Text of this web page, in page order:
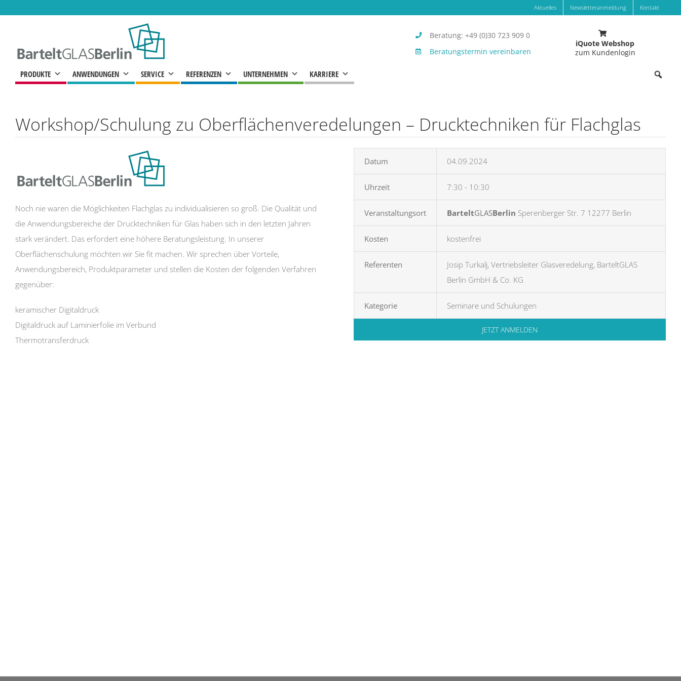
Aktuelles Newsletteranmeldung Kontakt
Beratung: +49 (0)30 723 909 0
Beratungstermin vereinbaren
iQuote Webshop
zum Kundenlogin
PRODUKTE ANWENDUNGEN SERVICE REFERENZEN UNTERNEHMEN KARRIERE
Workshop/Schulung zu Oberflächenveredelungen – Drucktechniken für Flachglas
Noch nie waren die Möglichkeiten Flachglas zu individualisieren so groß. Die Qualität und
die Anwendungsbereiche der Drucktechniken für Glas haben sich in den letzten Jahren
stark verändert. Das erfordert eine höhere Beratungsleistung. In unserer
Oberflächenschulung möchten wir Sie fit machen. Wir sprechen über Vorteile,
Anwendungsbereich, Produktparameter und stellen die Kosten der folgenden Verfahren
gegenüber:
keramischer Digitaldruck
Digitaldruck auf Laminierfolie im Verbund
Thermotransferdruck
Datum 04.09.2024
Uhrzeit 7:30 - 10:30
Veranstaltungsort BarteltGLASBerlin Sperenberger Str. 7 12277 Berlin
Kosten kostenfrei
Referenten
Josip Turkalj, Vertriebsleiter Glasveredelung, BarteltGLAS
Berlin GmbH & Co. KG
Kategorie Seminare und Schulungen
JETZT ANMELDEN